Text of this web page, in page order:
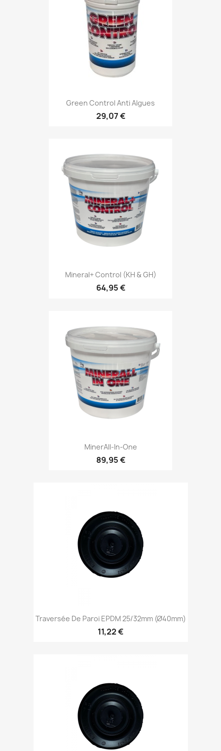
Green Control Anti Algues
29,07 €
Mineral+ Control (KH & GH)
64,95 €
MinerAll-In-One
89,95 €
Traversée De Paroi EPDM 25/32mm (Ø40mm)
11,22 €